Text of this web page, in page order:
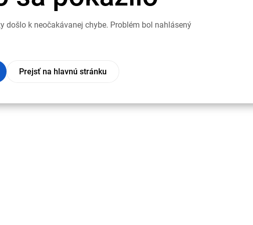
došlo k neočakávanej chybe. Problém bol nahlásený
Prejsť na hlavnú stránku